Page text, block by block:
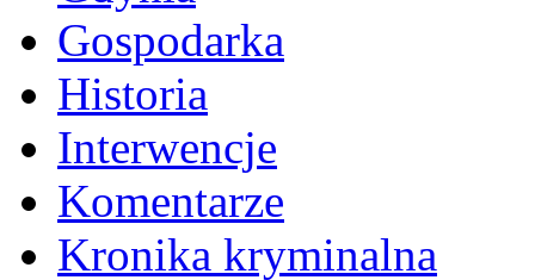
Gospodarka
Historia
Interwencje
Komentarze
Kronika kryminalna